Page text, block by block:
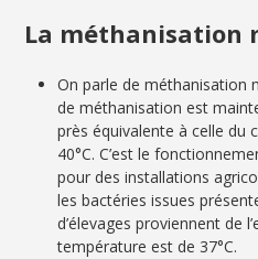
La méthanisation
On parle de méthanisation
de méthanisation est
près équivalente à celle du
40°C. C’est le
pour des installations
les bactéries issues
d’élevages proviennent de
température est de 37°C.